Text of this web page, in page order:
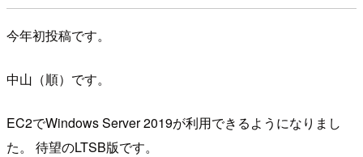
今年初投稿です。
中山（順）です。
EC2でWindows Server 2019が利用できるようになりまし
た。 待望のLTSB版です。